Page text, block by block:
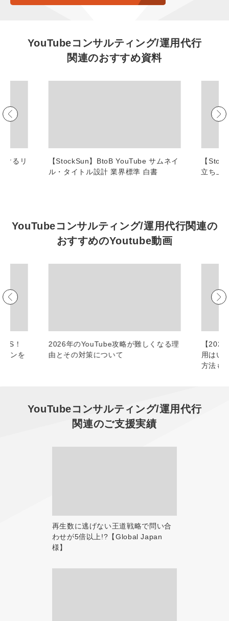
正社員
常勤監査役
内部監査室長
YouTubeコンサルティング/運用代行
関連のおすすめ資料
けるリ
【StockSun】BtoB YouTube サムネイ
ル・タイトル設計 業界標準 白書
【
立ち上
YouTubeコンサルティング/運用代行関連の
おすすめのYoutube動画
！
ーンを
2026年のYouTube攻略が難しくなる理
由とその対策について
【
用はい
方法も
YouTubeコンサルティング/運用代行
関連のご支援実績
再生数に逃げない王道戦略で問い合
わせが5倍以上!?【Global Japan
様】